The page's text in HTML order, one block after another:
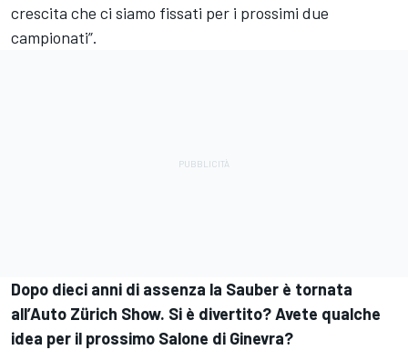
crescita che ci siamo fissati per i prossimi due
campionati”.
Dopo dieci anni di assenza la Sauber è tornata
all’Auto Zürich Show. Si è divertito? Avete qualche
idea per il prossimo Salone di Ginevra?